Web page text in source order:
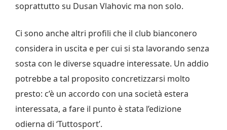
soprattutto su Dusan Vlahovic ma non solo.
Ci sono anche altri profili che il club bianconero
considera in uscita e per cui si sta lavorando senza
sosta con le diverse squadre interessate. Un addio
potrebbe a tal proposito concretizzarsi molto
presto: c’è un accordo con una società estera
interessata, a fare il punto è stata l’edizione
odierna di ‘Tuttosport’.